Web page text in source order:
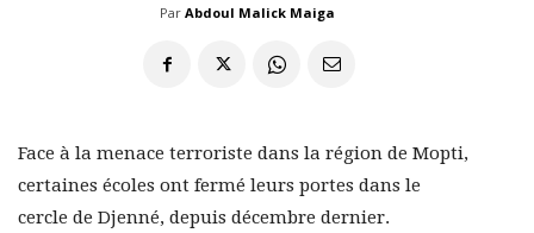
Par Abdoul Malick Maiga
Face à la menace terroriste dans la région de Mopti,
certaines écoles ont fermé leurs portes dans le
cercle de Djenné, depuis décembre dernier.